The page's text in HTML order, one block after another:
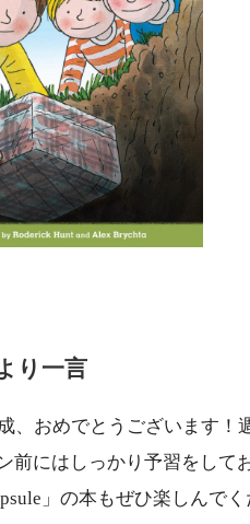
り一言
、おめでとうございます！
前にはしっかり予習をして
」の本もぜひ楽しんでく